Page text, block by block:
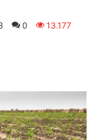
0 13.177